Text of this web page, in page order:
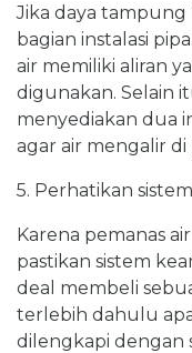
Jika daya tampung
bagian instalasi
air memiliki aliran
digunakan. Selain
menyediakan dua
agar air mengalir
5. Perhatikan
Karena pemanas
pastikan sistem
deal membeli
terlebih dahulu
dilengkapi dengan